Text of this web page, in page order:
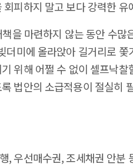
피하지 말고 보다 강력한
을 마련하지 않는 동안 수많
더미에 올라앉아 길거리로
위해 어쩔 수 없이 셀프낙
법안의 소급적용이 절실히
, 우선매수권, 조세채권 안분